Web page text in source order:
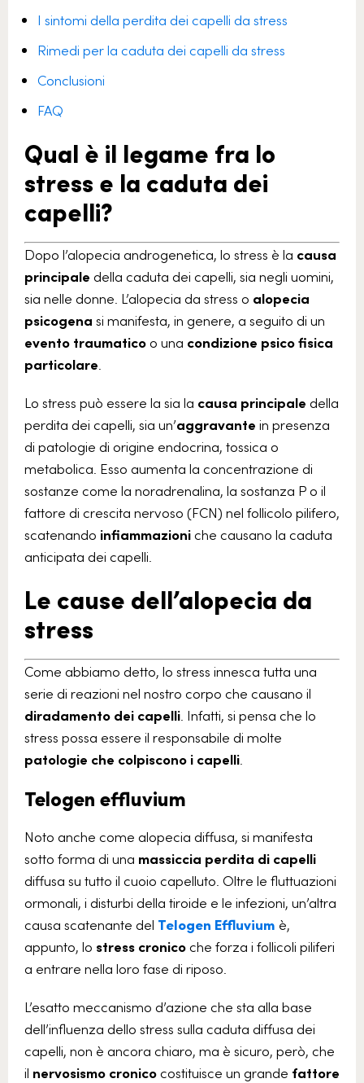
I sintomi della perdita dei capelli da stress
Rimedi per la caduta dei capelli da stress
Conclusioni
FAQ
Qual è il legame fra lo
stress e la caduta dei
capelli?
Dopo l’alopecia androgenetica, lo stress è la causa
principale della caduta dei capelli, sia negli uomini,
sia nelle donne. L’alopecia da stress o alopecia
psicogena si manifesta, in genere, a seguito di un
evento traumaticoo una condizione psico fisica
particolare.
Lo stress può essere la sia la causa principale della
perdita dei capelli, sia un’aggravante in presenza
di patologie di origine endocrina, tossica o
metabolica. Esso aumenta la concentrazione di
sostanze come la noradrenalina, la sostanza P o il
fattore di crescita nervoso (FCN) nel follicolo pilifero,
scatenando infiammazioniche causano la caduta
anticipata dei capelli.
Le cause dell’alopecia da
stress
Come abbiamo detto, lo stress innesca tutta una
serie di reazioni nel nostro corpo che causano il
diradamento dei capelli. Infatti, si pensa che lo
stress possa essere il responsabile di molte
patologie che colpiscono i capelli.
Telogen effluvium
Noto anche come alopecia diffusa, si manifesta
sotto forma di una massiccia perdita di capelli
diffusa su tutto il cuoio capelluto. Oltre le fluttuazioni
ormonali, i disturbi della tiroide e le infezioni, un’altra
causa scatenante del Telogen Effluvium è,
appunto, lo stress cronicoche forza i follicoli piliferi
a entrare nella loro fase di riposo.
L’esatto meccanismo d’azione che sta alla base
dell’influenza dello stress sulla caduta diffusa dei
capelli, non è ancora chiaro, ma è sicuro, però, che
il nervosismo cronicocostituisce un grande fattore